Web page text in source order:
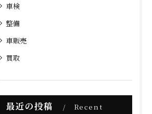
車検
整備
車販売
買取
最近の投稿
Recent